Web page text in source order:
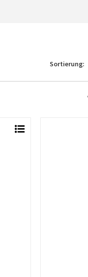
Sortierung: